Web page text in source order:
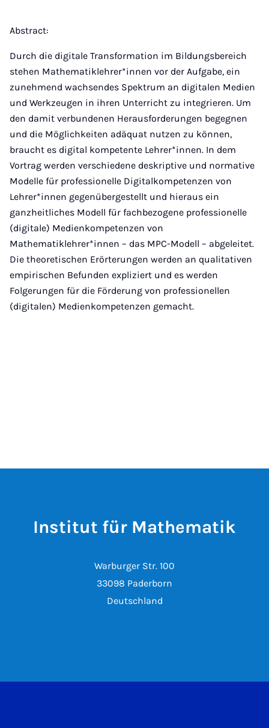
Abstract:
Durch die digitale Transformation im Bildungsbereich
stehen Mathematiklehrer*innen vor der Aufgabe, ein
zunehmend wachsendes Spektrum an digitalen Medien
und Werkzeugen in ihren Unterricht zu integrieren. Um
den damit verbundenen Herausforderungen begegnen
und die Möglichkeiten adäquat nutzen zu können,
braucht es digital kompetente Lehrer*innen. In dem
Vortrag werden verschiedene deskriptive und normative
Modelle für professionelle Digitalkompetenzen von
Lehrer*innen gegenübergestellt und hieraus ein
ganzheitliches Modell für fachbezogene professionelle
(digitale) Medienkompetenzen von
Mathematiklehrer*innen – das MPC-Modell – abgeleitet.
Die theoretischen Erörterungen werden an qualitativen
empirischen Befunden expliziert und es werden
Folgerungen für die Förderung von professionellen
(digitalen) Medienkompetenzen gemacht.
Institut für Mathematik
Warburger Str. 100
33098 Paderborn
Deutschland